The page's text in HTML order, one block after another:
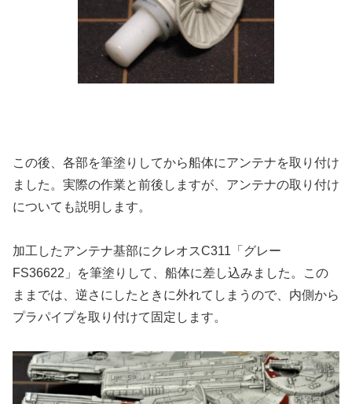
この後、各部を筆塗りしてから船体にアンテナを取り付け
ました。実際の作業と前後しますが、アンテナの取り付け
についても説明します。
加工したアンテナ基部にクレオスC311「グレー
FS36622」を筆塗りして、船体に差し込みました。この
ままでは、逆さにしたときに外れてしまうので、内側から
プラパイプを取り付けて固定します。